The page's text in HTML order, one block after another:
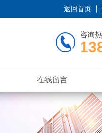
返回首页
咨询
在线留言